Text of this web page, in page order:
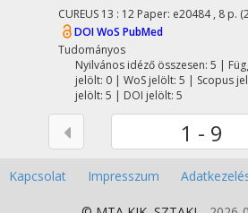
CUREUS 13 : 12 Paper: e20484 , 8 p.
DOIWoS PubMed
Tudományos
Nyilvános idéző összesen: 5 |
jelölt: 0 | WoS jelölt: 5 | Scopus
jelölt: 5 | DOI jelölt: 5
1 - 9
Kapcsolat Impresszum